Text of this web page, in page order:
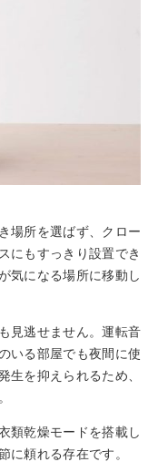
場所を選ばず、クロー
にもすっきり設置でき
気になる場所に移動し
見逃せません。運転音
いる部屋でも夜間に使
生を抑えられるため、
類乾燥モードを搭載し
に頼れる存在です。